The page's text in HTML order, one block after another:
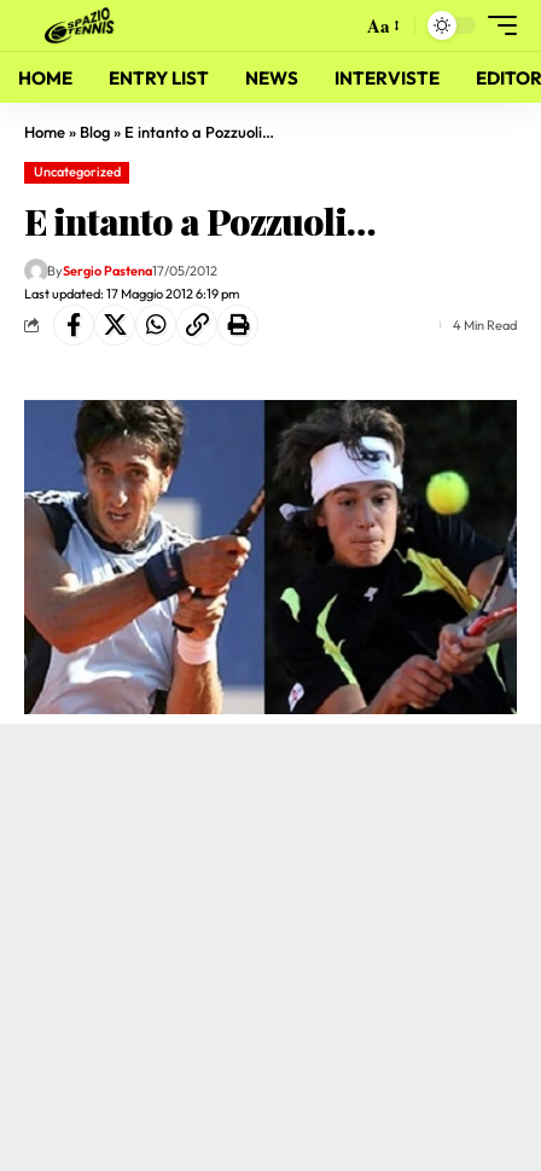
Aa
HOME ENTRY LIST NEWS INTERVISTE
Home» Blog» E intanto a Pozzuoli…
Uncategorized
E intanto a Pozzuoli…
Last updated: 17 Maggio 2012 6:19 pm
BySergio Pastena17/05/2012
4 Min Read